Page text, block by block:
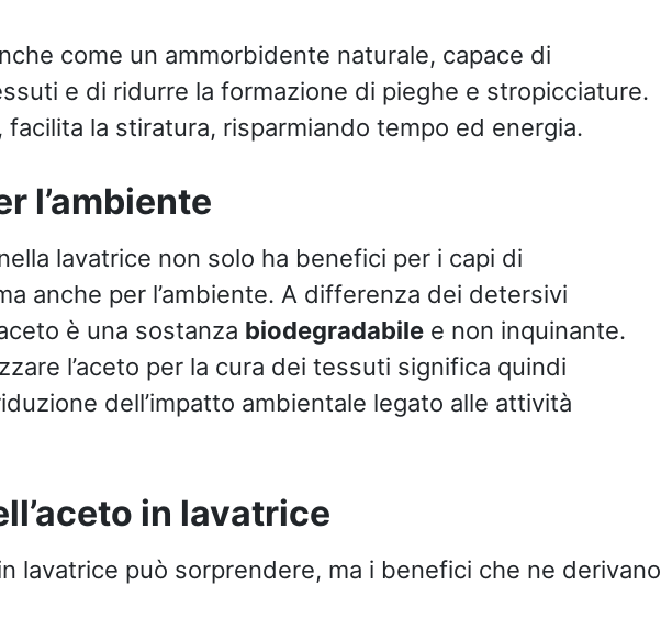
come un ammorbidente naturale, capace di
e di ridurre la formazione di pieghe e stropicciature.
facilita la stiratura, risparmiando tempo ed energia.
l’ambiente
nella lavatrice non solo ha benefici per i capi di
anche per l’ambiente. A differenza dei detersivi
è una sostanza biodegradabilee non inquinante.
l’aceto per la cura dei tessuti significa quindi
dell’impatto ambientale legato alle attività
in lavatrice
in lavatrice può sorprendere, ma i benefici che ne derivano